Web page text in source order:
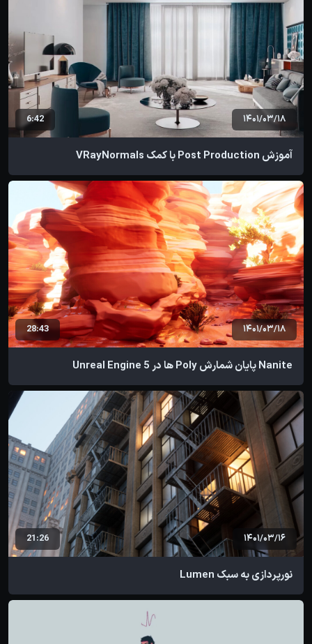
1401/03/18
6:42
آموزش Post Production با کمک VRayNormals
1401/03/18
28:43
Nanite پایان شمارش Poly ها در Unreal Engine 5
1401/03/16
21:26
نورپردازی به سبک Lumen